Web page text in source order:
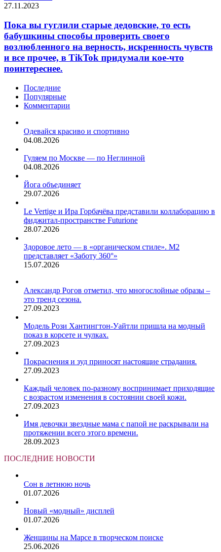
27.11.2023
Пока вы гуглили старые дедовские, то есть
бабушкины способы проверить своего
возлюбленного на верность, искренность чувств
и все прочее, в TikTok придумали кое-что
поинтереснее.
Последние
Популярные
Комментарии
Одевайся красиво и спортивно
04.08.2026
Гуляем по Москве — по Неглинной
04.08.2026
Йога объединяет
29.07.2026
Le Vertige и Ира Горбачёва представили коллаборацию в
фиджитал-пространстве Futurione
28.07.2026
Здоровое лето — в «органическом стиле». М2
представляет «Заботу 360°»
15.07.2026
Александр Рогов отметил, что многослойные образы –
это тренд сезона.
27.09.2023
Модель Рози Хантингтон-Уайтли пришла на модный
показ в корсете и чулках.
27.09.2023
Покраснения и зуд приносят настоящие страдания.
27.09.2023
Каждый человек по-разному воспринимает приходящие
с возрастом изменения в состоянии своей кожи.
27.09.2023
Имя девочки звездные мама с папой не раскрывали на
протяжении всего этого времени.
28.09.2023
ПОСЛЕДНИЕ НОВОСТИ
Сон в летнюю ночь
01.07.2026
Новый «модный» дисплей
01.07.2026
Женщины на Марсе в творческом поиске
25.06.2026